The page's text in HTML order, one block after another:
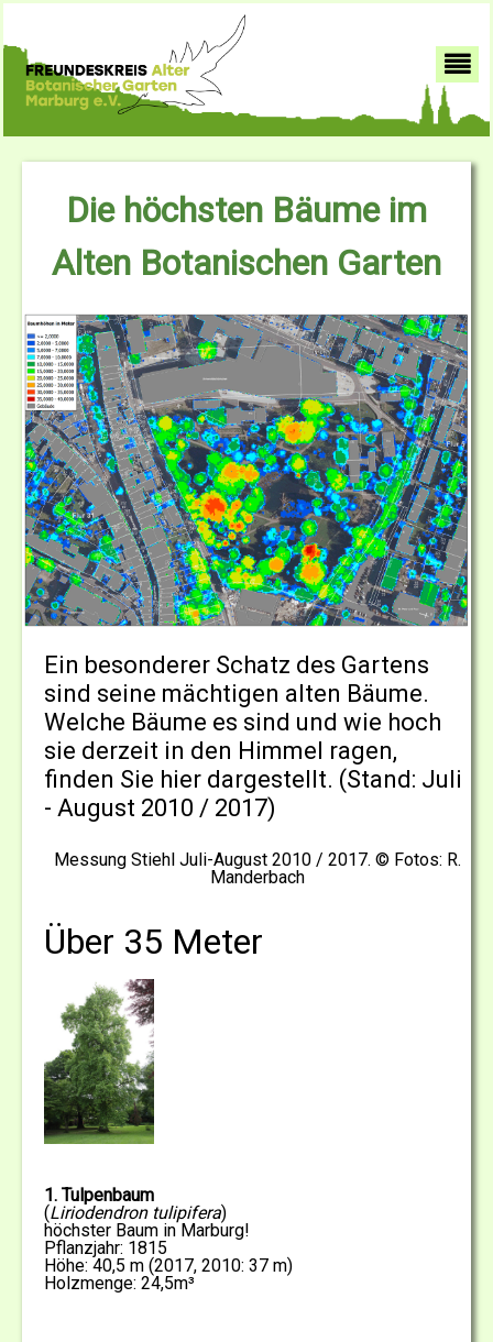
Die höchsten Bäume im
Alten Botanischen Garten
Ein besonderer Schatz des Gartens
sind seine mächtigen alten Bäume.
Welche Bäume es sind und wie hoch
sie derzeit in den Himmel ragen,
finden Sie hier dargestellt. (Stand: Juli
- August 2010 / 2017)
Messung Stiehl Juli-August 2010 / 2017. © Fotos: R.
Manderbach
Über 35 Meter
1. Tulpenbaum
(Liriodendron tulipifera)
höchster Baum in Marburg!
Pflanzjahr: 1815
Höhe: 40,5 m (2017, 2010: 37 m)
Holzmenge: 24,5m³